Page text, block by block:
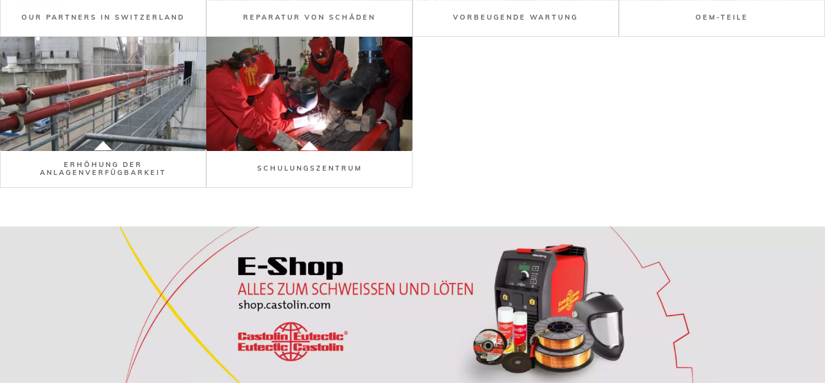
OUR PARTNERS IN SWITZERLAND REPARATUR VON SCHÄDEN VORBEUGENDE WARTUNG OEM-TEILE
ERHÖHUNG DER
ANLAGENVERFÜGBARKEIT
SCHULUNGSZENTRUM